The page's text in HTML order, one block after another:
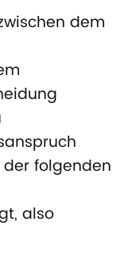
dem
folgenden
also